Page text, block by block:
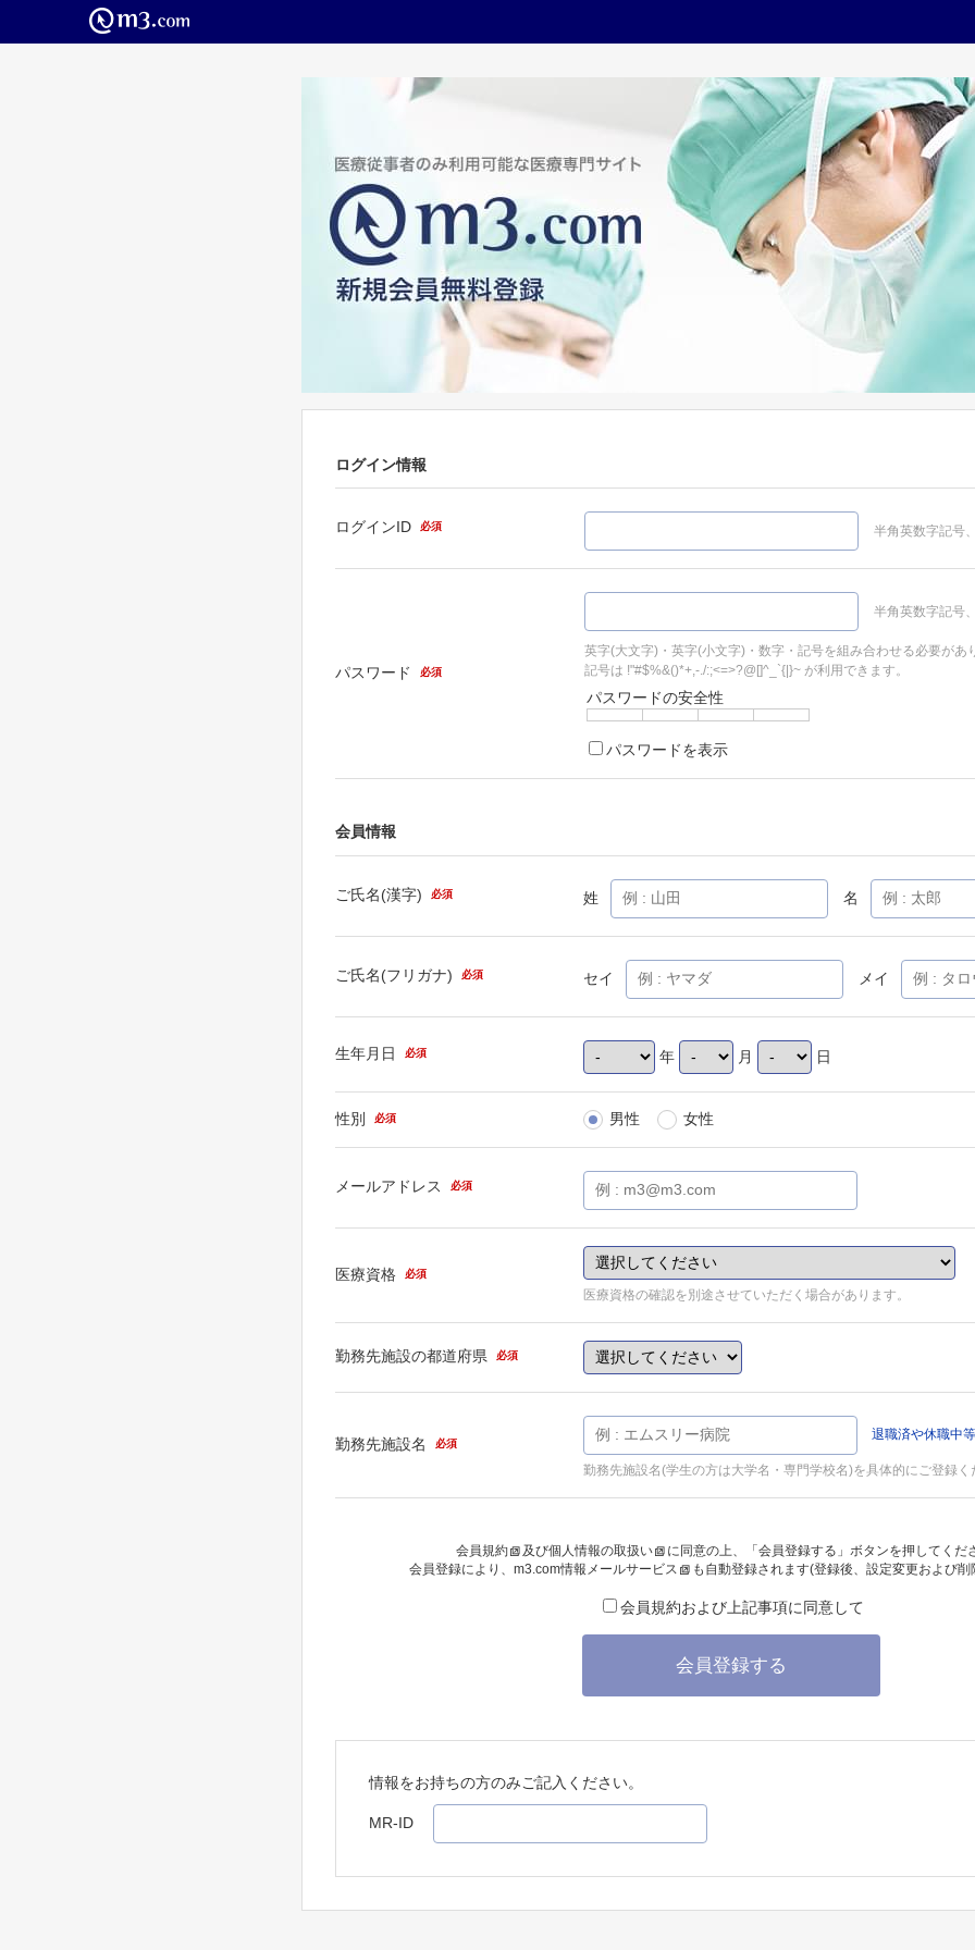
ログイン情報
ログインID 必須 半角英数字記号
パスワード 必須
半角英数字記号
英字(大文字)・英字(小文字)・数字・記号を組み合わせる必要があ
記号は !"#$%&()*+,-./:;<=>?@[]^_`{|}~ が利用できます。
パスワードの安全性
パスワードを表示
会員情報
ご氏名(漢字) 必須 姓 名
ご氏名(フリガナ) 必須 セイ メイ
生年月日 必須 年 月 日
性別 必須 男性 女性
メールアドレス 必須
医療資格 必須
医療資格の確認を別途させていただく場合があります。
勤務先施設の都道府県 必須
勤務先施設名 必須
退職済や休職中
勤務先施設名(学生の方は大学名・専門学校名)を具体的にご登録く
会員規約 及び個人情報の取扱い
に同意の上、「会員登録する」ボタンを押してくだ
会員登録により、 m3.com情報メールサービス も自動登録されます(登録後、設定変更および
会員規約および上記事項に同意して
会員登録する
情報をお持ちの方のみご記入ください。
MR-ID